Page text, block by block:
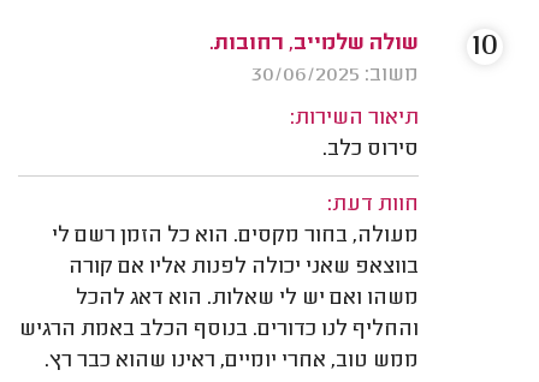
שולה שלמייב, רחובות.
משוב: 30/06/2025
תיאור השירות:
סירוס כלב.
חוות דעת:
מעולה, בחור מקסים. הוא כל הזמן רשם לי
בווצאפ שאני יכולה לפנות אליו אם קורה
משהו ואם יש לי שאלות. הוא דאג להכל
והחליף לנו כדורים. בנוסף הכלב באמת הרגיש
ממש טוב, אחרי יומיים, ראינו שהוא כבר רץ.
10